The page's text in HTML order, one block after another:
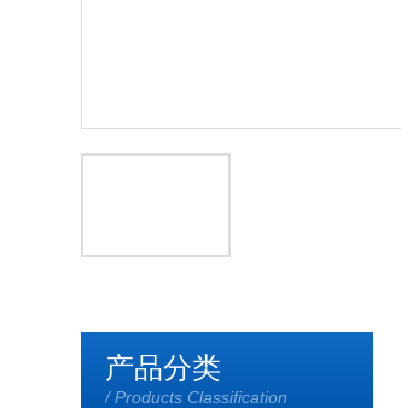
产品分类
/ Products Classification